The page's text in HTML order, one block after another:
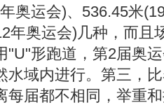
奥运会)、536.45米
年奥运会)几种，而且
"U"形跑道，第2届奥
水域内进行。第三，
每届都不相同，举重